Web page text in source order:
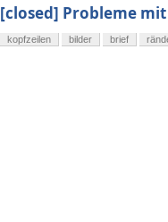
[closed] Probleme
kopfzeilen bilder brief